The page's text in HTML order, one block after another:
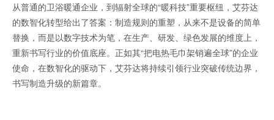
从普通的卫浴暖通企业，到辐射全球的“暖科技”重要枢纽，艾芬达
的数智化转型给出了答案：制造规则的重塑，从来不是设备的简单
替换，而是以数字技术为笔，在生产、研发、绿色发展的维度上，
重新书写行业的价值底座。正如其“把电热毛巾架销遍全球”的企业
使命，在数智化的驱动下，艾芬达将持续引领行业突破传统边界，
书写制造升级的新篇章。